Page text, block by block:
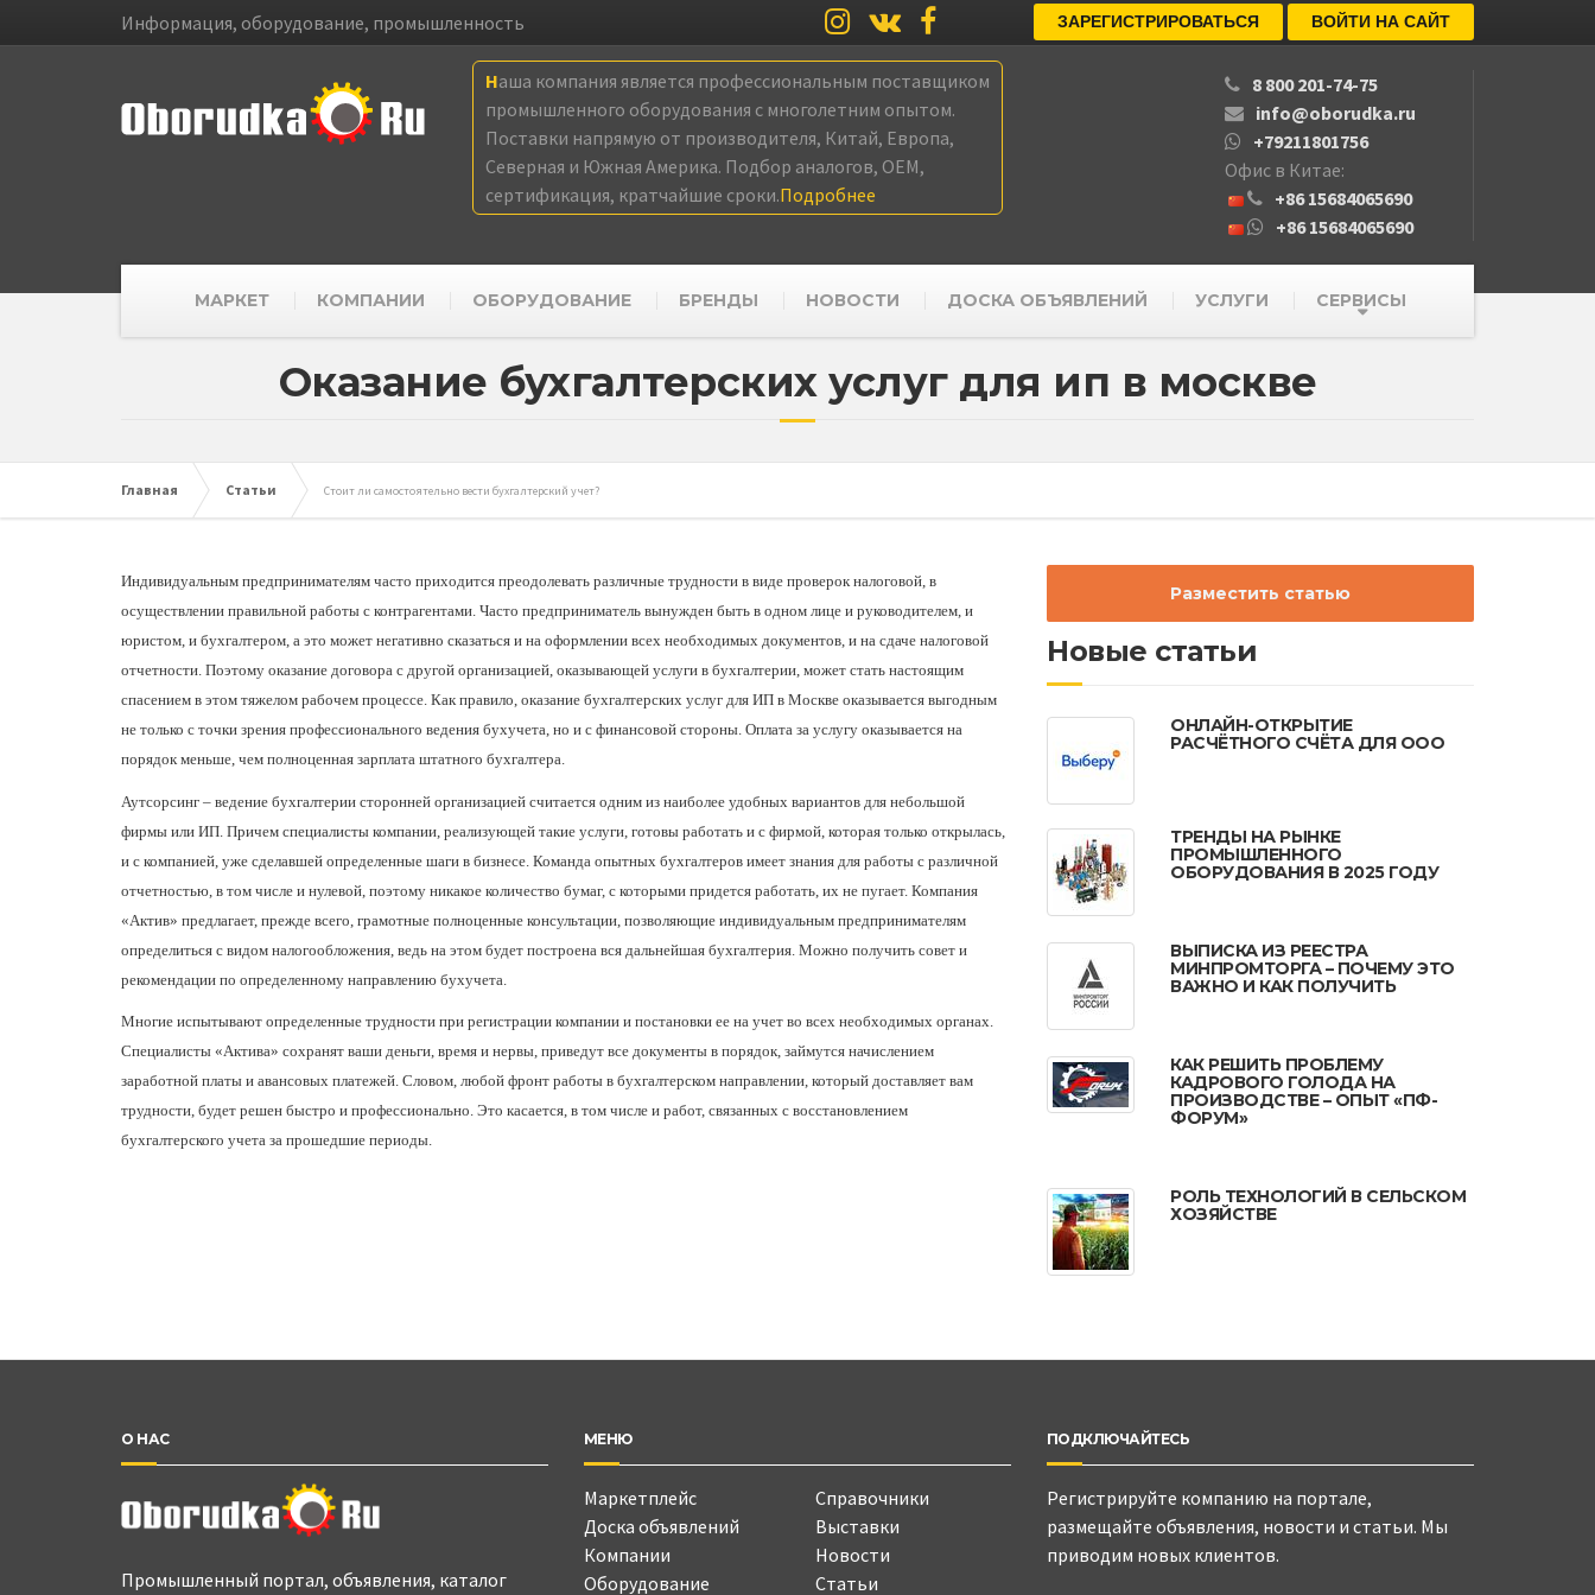
Информация, оборудование, промышленность ЗАРЕГИСТРИРОВАТЬСЯ ВОЙТИ НА САЙТ
Наша компания является профессиональным поставщиком
промышленного оборудования с многолетним опытом.
Поставки напрямую от производителя, Китай, Европа,
Северная и Южная Америка. Подбор аналогов, OEM,
сертификация, кратчайшие сроки.Подробнее
8 800 201-74-75
info@oborudka.ru
+79211801756
Офис в Китае:
+86 15684065690
+86 15684065690
МАРКЕТ КОМПАНИИ ОБОРУДОВАНИЕ БРЕНДЫ НОВОСТИ ДОСКА ОБЪЯВЛЕНИЙ УСЛУГИ СЕРВИСЫ
Оказание бухгалтерских услуг для ип в москве
Главная Статьи Стоит ли самостоятельно вести бухгалтерский учет?
Индивидуальным предпринимателям часто приходится преодолевать различные трудности в виде проверок налоговой, в
осуществлении правильной работы с контрагентами. Часто предприниматель вынужден быть в одном лице и руководителем, и
юристом, и бухгалтером, а это может негативно сказаться и на оформлении всех необходимых документов, и на сдаче налоговой
отчетности. Поэтому оказание договора с другой организацией, оказывающей услуги в бухгалтерии, может стать настоящим
спасением в этом тяжелом рабочем процессе. Как правило, оказание бухгалтерских услуг для ИП в Москве оказывается выгодным
не только с точки зрения профессионального ведения бухучета, но и с финансовой стороны. Оплата за услугу оказывается на
порядок меньше, чем полноценная зарплата штатного бухгалтера.
Аутсорсинг – ведение бухгалтерии сторонней организацией считается одним из наиболее удобных вариантов для небольшой
фирмы или ИП. Причем специалисты компании, реализующей такие услуги, готовы работать и с фирмой, которая только открылась,
и с компанией, уже сделавшей определенные шаги в бизнесе. Команда опытных бухгалтеров имеет знания для работы с различной
отчетностью, в том числе и нулевой, поэтому никакое количество бумаг, с которыми придется работать, их не пугает. Компания
«Актив» предлагает, прежде всего, грамотные полноценные консультации, позволяющие индивидуальным предпринимателям
определиться с видом налогообложения, ведь на этом будет построена вся дальнейшая бухгалтерия. Можно получить совет и
рекомендации по определенному направлению бухучета.
Многие испытывают определенные трудности при регистрации компании и постановки ее на учет во всех необходимых органах.
Специалисты «Актива» сохранят ваши деньги, время и нервы, приведут все документы в порядок, займутся начислением
заработной платы и авансовых платежей. Словом, любой фронт работы в бухгалтерском направлении, который доставляет вам
трудности, будет решен быстро и профессионально. Это касается, в том числе и работ, связанных с восстановлением
бухгалтерского учета за прошедшие периоды.
Разместить статью
Новые статьи
ОНЛАЙН-ОТКРЫТИЕ
РАСЧЁТНОГО СЧЁТА ДЛЯ ООО
ТРЕНДЫ НА РЫНКЕ
ПРОМЫШЛЕННОГО
ОБОРУДОВАНИЯ В 2025 ГОДУ
ВЫПИСКА ИЗ РЕЕСТРА
МИНПРОМТОРГА – ПОЧЕМУ ЭТО
ВАЖНО И КАК ПОЛУЧИТЬ
КАК РЕШИТЬ ПРОБЛЕМУ
КАДРОВОГО ГОЛОДА НА
ПРОИЗВОДСТВЕ – ОПЫТ «ПФ-
ФОРУМ»
РОЛЬ ТЕХНОЛОГИЙ В СЕЛЬСКОМ
ХОЗЯЙСТВЕ
О НАС
Промышленный портал, объявления, каталог
МЕНЮ
Маркетплейс
Доска объявлений
Компании
Оборудование
Справочники
Выставки
Новости
Статьи
ПОДКЛЮЧАЙТЕСЬ
Регистрируйте компанию на портале,
размещайте объявления, новости и статьи. Мы
приводим новых клиентов.